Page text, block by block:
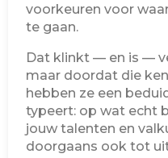
voorkeuren voor
te gaan.
Dat klinkt — en is —
maar doordat die
hebben ze een
typeert: op wat echt
jouw talenten en
doorgaans ook tot